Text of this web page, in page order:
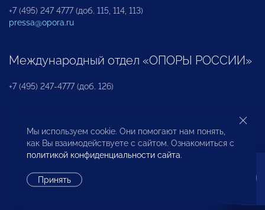
+7 (495) 247 4777 (доб. 115, 114, 113)
pressa@opora.ru
Международный отдел «ОПОРЫ РОССИИ»
+7 (495) 247-4777 (доб. 126)
Бюро по защите прав предпринимателей и
инвесторов
Мы используем cookie. Они помогают нам понять,
как Вы взаимодействуете с сайтом. Ознакомиться с
политикой конфиденциальности сайта.
Принять